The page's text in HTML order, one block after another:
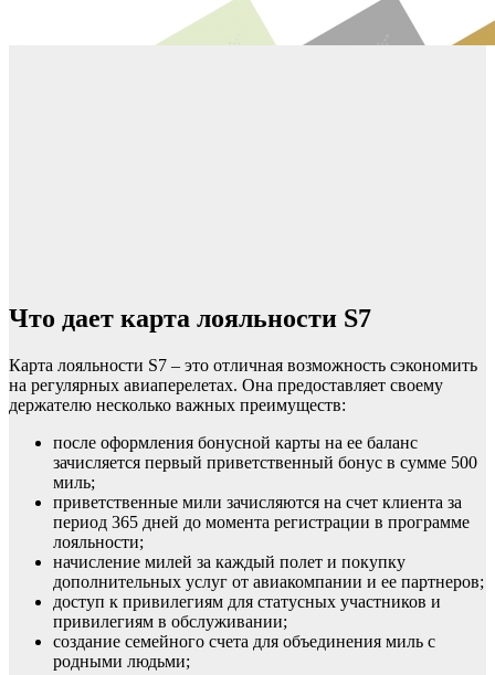
Что дает карта лояльности S7
Карта лояльности S7 – это отличная возможность сэкономить
на регулярных авиаперелетах. Она предоставляет своему
держателю несколько важных преимуществ:
после оформления бонусной карты на ее баланс
зачисляется первый приветственный бонус в сумме 500
миль;
приветственные мили зачисляются на счет клиента за
период 365 дней до момента регистрации в программе
лояльности;
начисление милей за каждый полет и покупку
дополнительных услуг от авиакомпании и ее партнеров;
доступ к привилегиям для статусных участников и
привилегиям в обслуживании;
создание семейного счета для объединения миль с
родными людьми;